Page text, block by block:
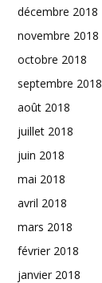
décembre 2018
novembre 2018
octobre 2018
septembre 2018
août 2018
juillet 2018
juin 2018
mai 2018
avril 2018
mars 2018
février 2018
janvier 2018